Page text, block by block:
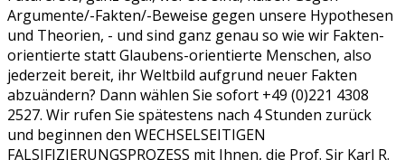
Argumente/-Fakten/-Beweise gegen unsere Hypothesen
und Theorien, - und sind ganz genau so wie wir Fakten-
orientierte statt Glaubens-orientierte Menschen, also
jederzeit bereit, ihr Weltbild aufgrund neuer Fakten
abzuändern? Dann wählen Sie sofort +49 (0)221 4308
2527. Wir rufen Sie spätestens nach 4 Stunden zurück
und beginnen den WECHSELSEITIGEN
FALSIFIZIERUNGSPROZESS mit Ihnen, die Prof. Sir Karl R.